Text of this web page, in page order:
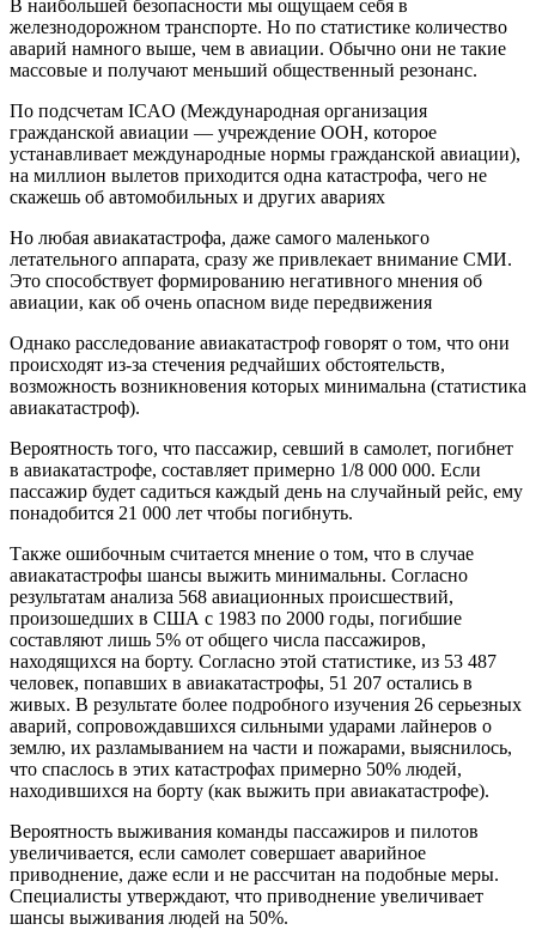
В наибольшей безопасности мы ощущаем себя в
железнодорожном транспорте. Но по статистике количество
аварий намного выше, чем в авиации. Обычно они не такие
массовые и получают меньший общественный резонанс.
По подсчетам ICAO (Международная организация
гражданской авиации — учреждение ООН, которое
устанавливает международные нормы гражданской авиации),
на миллион вылетов приходится одна катастрофа, чего не
скажешь об автомобильных и других авариях
Но любая авиакатастрофа, даже самого маленького
летательного аппарата, сразу же привлекает внимание СМИ.
Это способствует формированию негативного мнения об
авиации, как об очень опасном виде передвижения
Однако расследование авиакатастроф говорят о том, что они
происходят из-за стечения редчайших обстоятельств,
возможность возникновения которых минимальна (статистика
авиакатастроф).
Вероятность того, что пассажир, севший в самолет, погибнет
в авиакатастрофе, составляет примерно 1/8 000 000. Если
пассажир будет садиться каждый день на случайный рейс, ему
понадобится 21 000 лет чтобы погибнуть.
Также ошибочным считается мнение о том, что в случае
авиакатастрофы шансы выжить минимальны. Согласно
результатам анализа 568 авиационных происшествий,
произошедших в США с 1983 по 2000 годы, погибшие
составляют лишь 5% от общего числа пассажиров,
находящихся на борту. Согласно этой статистике, из 53 487
человек, попавших в авиакатастрофы, 51 207 остались в
живых. В результате более подробного изучения 26 серьезных
аварий, сопровождавшихся сильными ударами лайнеров о
землю, их разламыванием на части и пожарами, выяснилось,
что спаслось в этих катастрофах примерно 50% людей,
находившихся на борту (как выжить при авиакатастрофе).
Вероятность выживания команды пассажиров и пилотов
увеличивается, если самолет совершает аварийное
приводнение, даже если и не рассчитан на подобные меры.
Специалисты утверждают, что приводнение увеличивает
шансы выживания людей на 50%.